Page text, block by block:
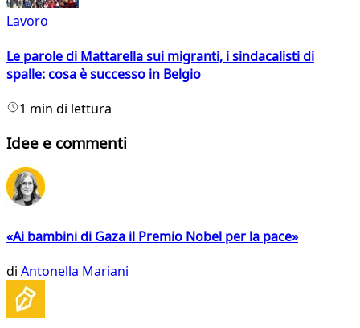
Lavoro
Le parole di Mattarella sui migranti, i sindacalisti di
spalle: cosa è successo in Belgio
1 min di lettura
Idee e commenti
«Ai bambini di Gaza il Premio Nobel per la pace»
di Antonella Mariani